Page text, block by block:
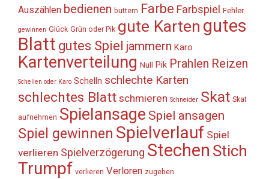
Auszählen bedienen buttern Farbe Farbspiel Fehler
gewinnen Glück Grün oder Pik gute Karten gutes
Blatt gutes Spiel jammern Karo
Kartenverteilung Null Pik Prahlen Reizen
Schellen oder Karo Schelln schlechte Karten
schlechtes Blatt schmieren Schneider Skat Skat
aufnehmen Spielansage Spiel ansagen
Spiel gewinnen Spielverlauf Spiel
verlieren Spielverzögerung Stechen Stich
Trumpf verlieren Verloren zugeben